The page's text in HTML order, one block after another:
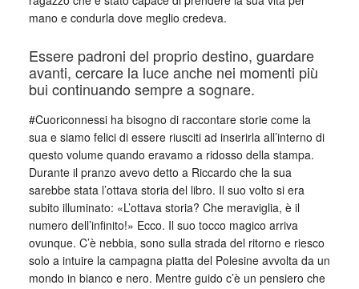
mano e condurla dove meglio credeva.
Essere padroni del proprio destino, guardare
avanti, cercare la luce anche nei momenti più
bui continuando sempre a sognare.
#Cuoriconnessi ha bisogno di raccontare storie come la
sua e siamo felici di essere riusciti ad inserirla all’interno di
questo volume quando eravamo a ridosso della stampa.
Durante il pranzo avevo detto a Riccardo che la sua
sarebbe stata l’ottava storia del libro. Il suo volto si era
subito illuminato: «L’ottava storia? Che meraviglia, è il
numero dell’infinito!» Ecco. Il suo tocco magico arriva
ovunque. C’è nebbia, sono sulla strada del ritorno e riesco
solo a intuire la campagna piatta del Polesine avvolta da un
mondo in bianco e nero. Mentre guido c’è un pensiero che